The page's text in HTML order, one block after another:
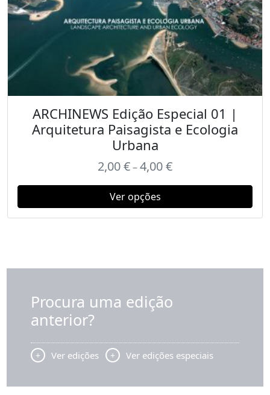
ARCHINEWS Edição Especial 01 |
Arquitetura Paisagista e Ecologia
Urbana
2,00€–4,00€
Ver opções
Procura uma edição
anterior?
Ver edições Ver edições especiais